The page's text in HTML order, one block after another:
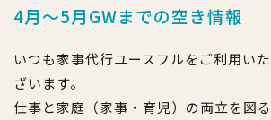
4月～5月GWまでの空き情報
いつも家事代行ユースフルをご利用い
ざいます。
仕事と家庭（家事・育児）の両立を図